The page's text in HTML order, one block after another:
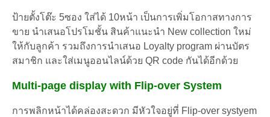
ป้ายตั้งโต๊ะ 5ซอง ใส่ได้ 10หน้า เป็นการเพิ่มโอกาสทางการ
ขาย นำเสนอโปรโมชั้น สินค้าแนะนำ New collection ใหม่
ให้กับลูกค้า รวมถึงการนำเสนอ Loyalty program ผ่านบัตร
สมาชิก และใส่เมนูออนไลน์ด้วย QR code กันได้อีกด้วย
Multi-page display with Flip-over System
การพลิกหน้าได้คล่องสะดวก มีหัวใจอยู่ที่ Flip-over systyem